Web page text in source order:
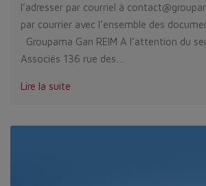
l’adresser par courriel à
par courrier avec l’ensemble des
Groupama Gan REIM A l’attention du
Associés 136 rue des…
Lire la suite